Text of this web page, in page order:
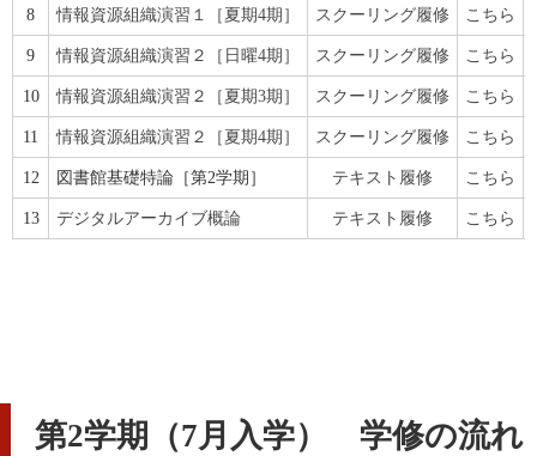
8 情報資源組織演習１［夏期4期］ スクーリング履修 こちら
9 情報資源組織演習２［日曜4期］ スクーリング履修 こちら
10 情報資源組織演習２［夏期3期］ スクーリング履修 こちら
11 情報資源組織演習２［夏期4期］ スクーリング履修 こちら
12 図書館基礎特論［第2学期］ テキスト履修 こちら
13 デジタルアーカイブ概論 テキスト履修 こちら
第2学期（7月入学） 学修の流れ